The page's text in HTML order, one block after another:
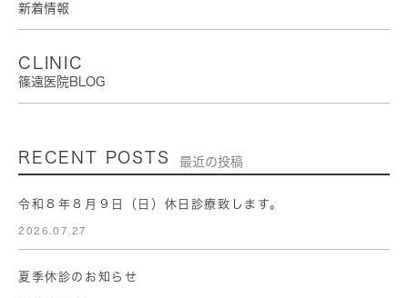
新着情報
CLINIC
篠遠医院BLOG
RECENT POSTS 最近の投稿
令和８年８月９日（日）休日診療致します。
2026.07.27
夏季休診のお知らせ